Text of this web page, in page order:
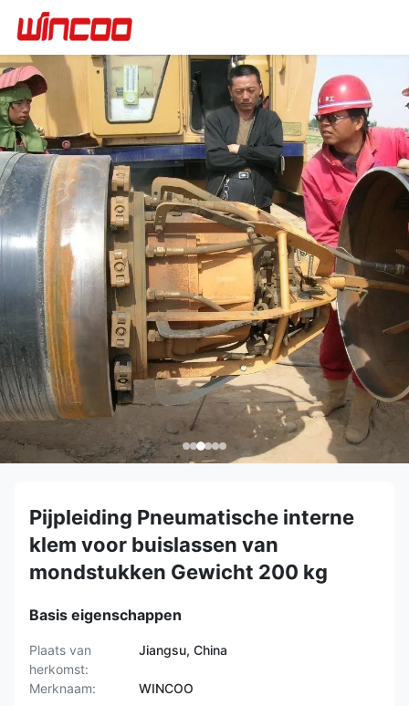
Pijpleiding Pneumatische interne
klem voor buislassen van
mondstukken Gewicht 200 kg
Basis eigenschappen
Plaats van
herkomst:
Jiangsu, China
Merknaam: WINCOO